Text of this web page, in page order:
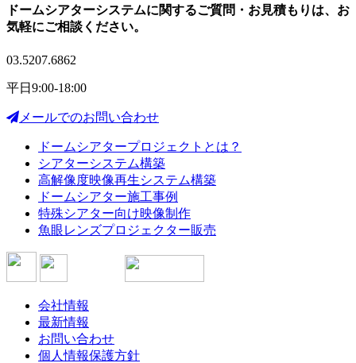
ドームシアターシステムに関するご質問・お見積もりは、 お
気軽にご相談ください。
03.5207.6862
平日9:00-18:00
メールでのお問い合わせ
ドームシアタープロジェクトとは？
シアターシステム構築
高解像度映像再生システム構築
ドームシアター施工事例
特殊シアター向け映像制作
魚眼レンズプロジェクター販売
会社情報
最新情報
お問い合わせ
個人情報保護方針